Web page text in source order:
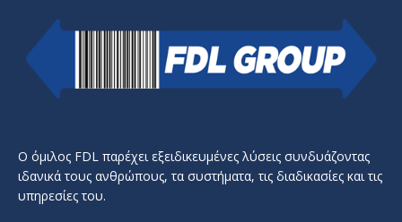
Ο όμιλος FDL παρέχει εξειδικευμένες λύσεις συνδυάζοντας
ιδανικά τους ανθρώπους, τα συστήματα, τις διαδικασίες και τις
υπηρεσίες του.